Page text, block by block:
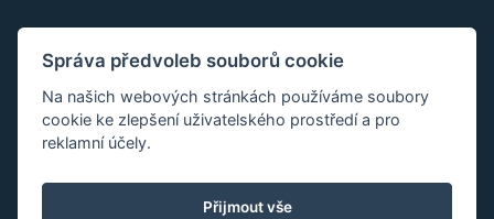
Správa předvoleb souborů cookie
Na našich webových stránkách používáme soubory
cookie ke zlepšení uživatelského prostředí a pro
reklamní účely.
Přijmout vše